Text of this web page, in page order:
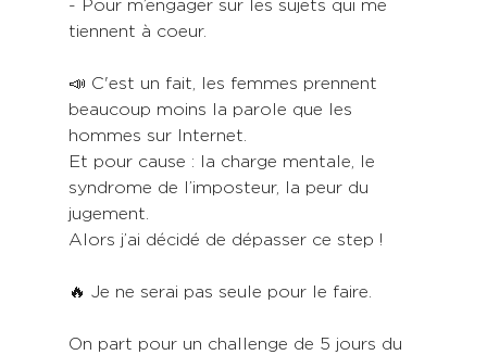
- Pour m’engager sur les sujets qui me
tiennent à coeur.
📣 C'est un fait, les femmes prennent
beaucoup moins la parole que les
hommes sur Internet.
Et pour cause : la charge mentale, le
syndrome de l’imposteur, la peur du
jugement.
Alors j’ai décidé de dépasser ce step !
🔥 Je ne serai pas seule pour le faire.
On part pour un challenge de 5 jours du